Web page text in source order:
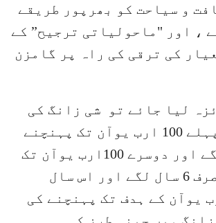
و سیاحت کو بھرپور طریقے
، اور "ماحولیاتی ترجیح” کے
کی ترقی کی راہ پر گامزن
لیا جائے تو شی زانگ کی
جی ڈی پی کو پہلے 100 ارب یوآن تک پہنچنے
میں 50 سال لگے اور دوسرے 100ارب یوآن تک
پہنچنے میں صرف 6 سال لگے اور اس سال
100 ارب یوآن کے ہدف تک پہنچنے کی